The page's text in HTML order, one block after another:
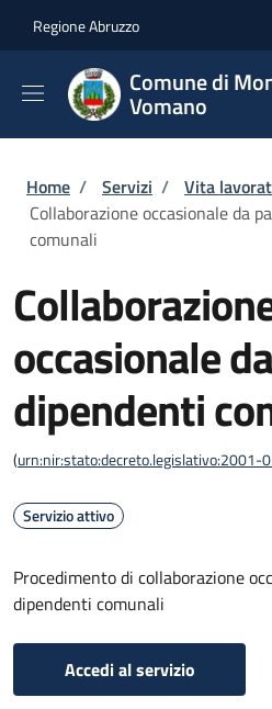
Regione Abruzzo
Comune di
Vomano
Briciole di pane
Home / Servizi / Vita
Collaborazione occasionale da
comunali
occasionale
dipendenti
(
Servizio attivo
Procedimento di collaborazione
dipendenti comunali
Accedi al servizio